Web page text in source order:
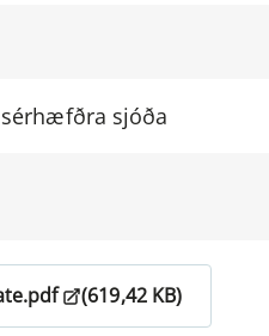
sjóða
(619,42 KB)